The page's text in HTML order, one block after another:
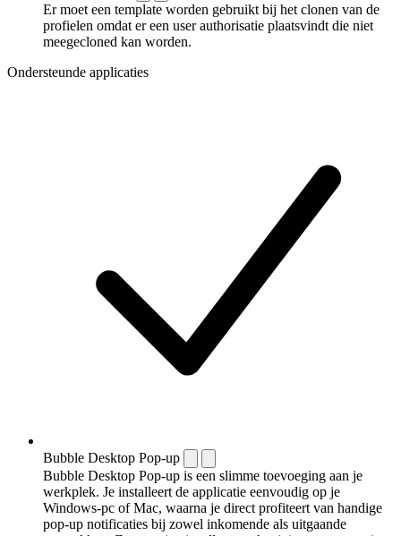
Er moet een template worden gebruikt bij het clonen van de
profielen omdat er een user authorisatie plaatsvindt die niet
meegecloned kan worden.
Ondersteunde applicaties
Bubble Desktop Pop-up
Bubble Desktop Pop-up is een slimme toevoeging aan je
werkplek. Je installeert de applicatie eenvoudig op je
Windows-pc of Mac, waarna je direct profiteert van handige
pop-up notificaties bij zowel inkomende als uitgaande